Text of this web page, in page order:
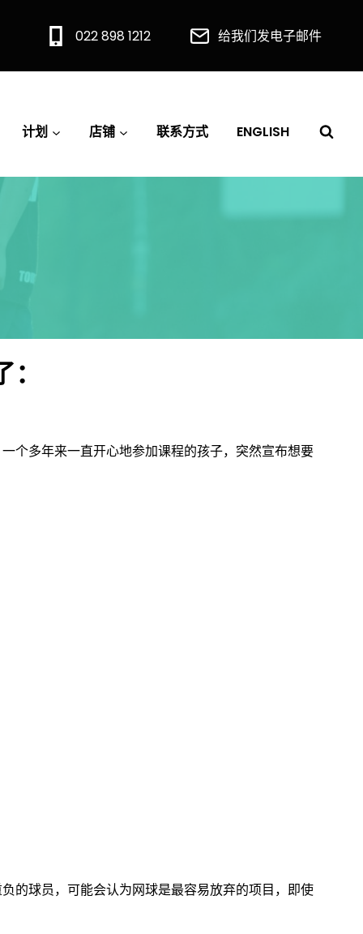
022 898 1212 给我们发电子邮件
计划 店铺 联系方式 ENGLISH
个多年来一直开心地参加课程的孩子，突然宣布想要
的球员，可能会认为网球是最容易放弃的项目，即使